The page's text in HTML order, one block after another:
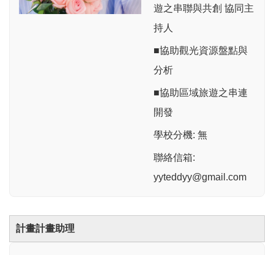
遊之串聯與共創 協同主
持人
■協助觀光資源盤點與
分析
■協助區域旅遊之串連
開發
學校分機: 無
聯絡信箱:
yyteddyy@gmail.com
計畫計畫助理